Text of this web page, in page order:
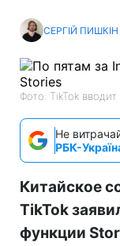
СЕРГІЙ ПИШКІН
Фото: TikTok
Не
РБК-
Китайское
TikTok
функции